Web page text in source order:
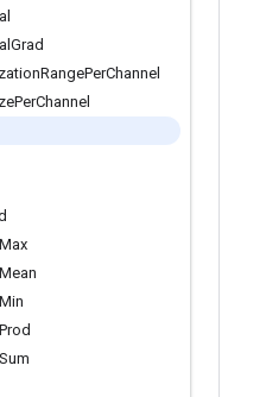
Grad
RangePerChannel
PerChannel
Max
Mean
Min
Prod
Sum